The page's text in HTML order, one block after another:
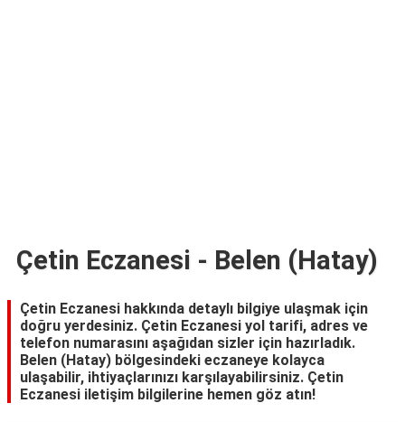
Çetin Eczanesi - Belen (Hatay)
Çetin Eczanesi hakkında detaylı bilgiye ulaşmak için
doğru yerdesiniz. Çetin Eczanesi yol tarifi, adres ve
telefon numarasını aşağıdan sizler için hazırladık.
Belen (Hatay) bölgesindeki eczaneye kolayca
ulaşabilir, ihtiyaçlarınızı karşılayabilirsiniz. Çetin
Eczanesi iletişim bilgilerine hemen göz atın!